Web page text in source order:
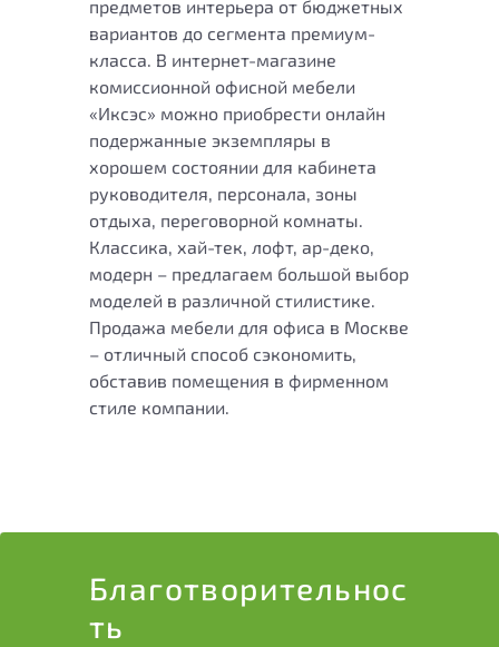
предметов интерьера от бюджетных
вариантов до сегмента премиум-
класса. В интернет-магазине
комиссионной офисной мебели
«Иксэс» можно приобрести онлайн
подержанные экземпляры в
хорошем состоянии для кабинета
руководителя, персонала, зоны
отдыха, переговорной комнаты.
Классика, хай-тек, лофт, ар-деко,
модерн – предлагаем большой выбор
моделей в различной стилистике.
Продажа мебели для офиса в Москве
– отличный способ сэкономить,
обставив помещения в фирменном
стиле компании.
Благотворитель­нос
ть